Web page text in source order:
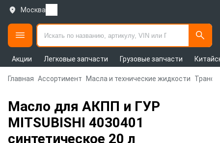
Москва
Акции Легковые запчасти Грузовые запчасти
Главная Ассортимент Масла и технические жидкости
Масло для АКПП и ГУР
MITSUBISHI 4030401
синтетическое 20 л